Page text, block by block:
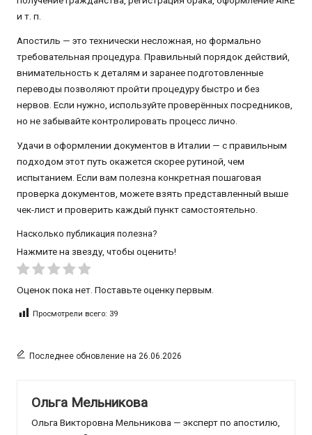
и т. п.
Апостиль — это технически несложная, но формально
требовательная процедура. Правильный порядок действий,
внимательность к деталям и заранее подготовленные
переводы позволяют пройти процедуру быстро и без
нервов. Если нужно, используйте проверённых посредников,
но не забывайте контролировать процесс лично.
Удачи в оформлении документов в Италии — с правильным
подходом этот путь окажется скорее рутиной, чем
испытанием. Если вам полезна конкретная пошаговая
проверка документов, можете взять представленный выше
чек-лист и проверить каждый пункт самостоятельно.
Насколько публикация полезна?
Нажмите на звезду, чтобы оценить!
Оценок пока нет. Поставьте оценку первым.
Просмотрели всего: 39
Последнее обновление на 26.06.2026
Ольга Мельникова
Ольга Викторовна Мельникова — эксперт по апостилю,